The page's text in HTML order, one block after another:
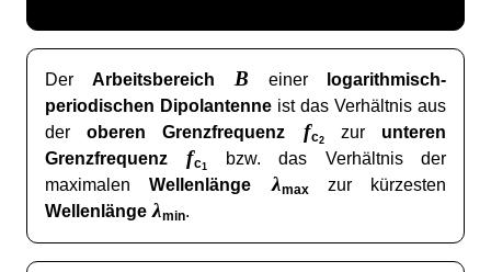
Der Arbeitsbereich B einer
logarithmisch-
periodischen Dipolantenne ist das Verhältnis aus
deroberen Grenzfrequenz fc2 zur unteren
Grenzfrequenz fc1
bzw. das Verhältnis der
maximalenWellenlänge λmaxzur kürzesten
Wellenlänge λmin.